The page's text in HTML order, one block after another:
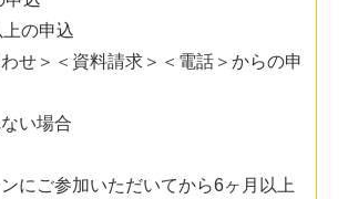
上の申込
わせ＞＜資料請求＞＜電話＞からの申
い場合
にご参加いただいてから6ヶ月以上